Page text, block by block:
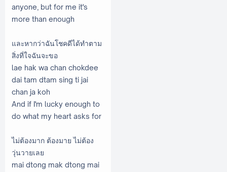
anyone, but for me it's
more than enough
และหากว่าฉันโชคดีได้ทำตาม
สิ่งที่ใจฉันจะขอ
lae hak wa chan chokdee
dai tam dtam sing ti jai
chan ja koh
And if I'm lucky enough to
do what my heart asks for
ไม่ต้องมาก ต้องมาย ไม่ต้อง
วุ่นวายเลย
mai dtong mak dtong mai